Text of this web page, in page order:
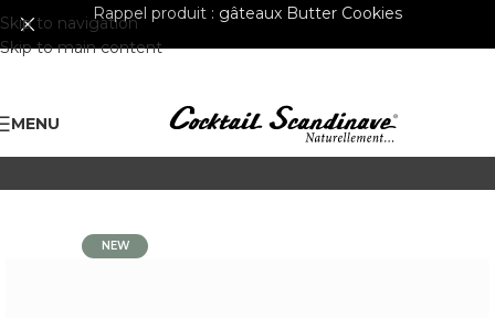
Skip to navigation
Skip to main content
Rappel produit : gâteaux Butter Cookies
MENU
NEW